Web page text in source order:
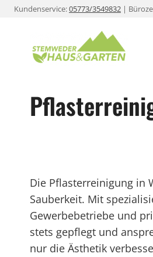
ZumKundenservice:05773/3549832 |
Die Pflasterreinigung in
Sauberkeit. Mit
Gewerbebetriebe und
stets gepflegt und
nur die Ästhetik